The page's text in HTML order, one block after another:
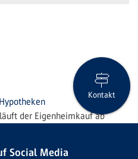
Hypotheken
der Eigenheimkauf ab
Kontakt
Social Media